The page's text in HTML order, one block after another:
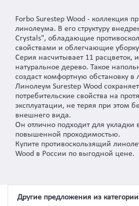
Forbo Surestep Wood - коллекция
линолеума. В его структуру
Crystals", обладающие
свойствами и облегчающие
Серия насчитывает 11 расцветок,
натуральное дерево. Такое
создаст комфортную обстановку
Линолеум Surestep Wood
потребительские свойства на
эксплуатации, не теряя при этом
внешнего вида.
Он отлично подходит для укладки
повышенной проходимостью.
Купите противоскользящий
Wood в России по выгодной цене.
Другие предложения из категории